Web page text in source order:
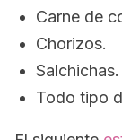
Carne de
Chorizos.
Salchichas.
Todo tipo